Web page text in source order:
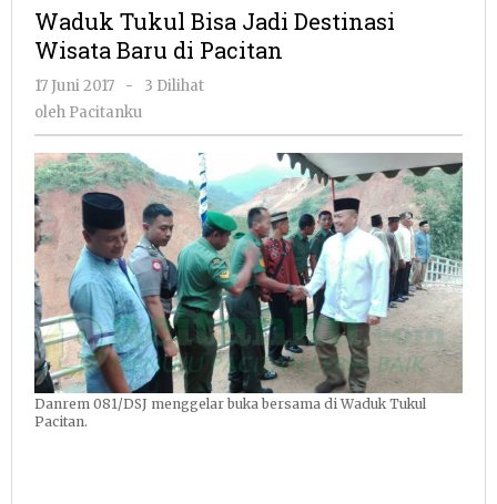
Jadi
Destinasi
Waduk Tukul Bisa Jadi Destinasi
Wisata Baru di Pacitan
17 Juni 2017
oleh
Pacitanku
-
3 Dilihat
oleh Pacitanku
Danrem 081/DSJ menggelar buka bersama di Waduk Tukul
Pacitan.